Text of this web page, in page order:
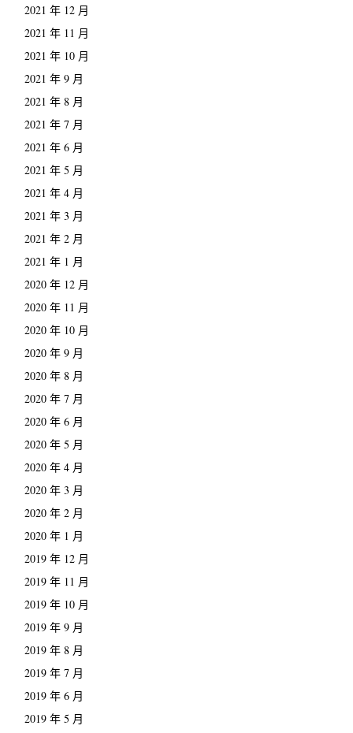
2021 年 12 月
2021 年 11 月
2021 年 10 月
2021 年 9 月
2021 年 8 月
2021 年 7 月
2021 年 6 月
2021 年 5 月
2021 年 4 月
2021 年 3 月
2021 年 2 月
2021 年 1 月
2020 年 12 月
2020 年 11 月
2020 年 10 月
2020 年 9 月
2020 年 8 月
2020 年 7 月
2020 年 6 月
2020 年 5 月
2020 年 4 月
2020 年 3 月
2020 年 2 月
2020 年 1 月
2019 年 12 月
2019 年 11 月
2019 年 10 月
2019 年 9 月
2019 年 8 月
2019 年 7 月
2019 年 6 月
2019 年 5 月